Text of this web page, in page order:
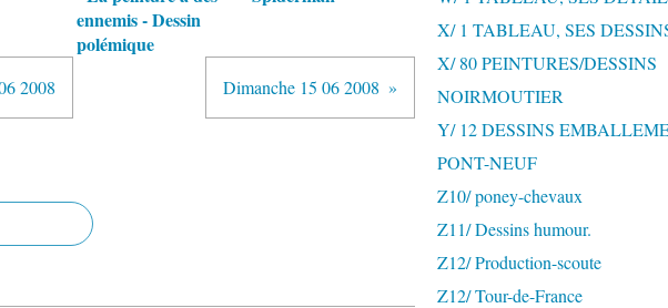
ennemis - Dessin
polémique
2008 Dimanche 15 06 2008
X/ 1 TABLEAU, SES
X/ 80 PEINTURES/DESSINS
NOIRMOUTIER
Y/ 12 DESSINS
PONT-NEUF
Z10/ poney-chevaux
Z11/ Dessins humour.
Z12/ Production-scoute
Z12/ Tour-de-France